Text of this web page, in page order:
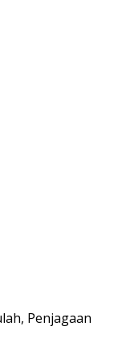
Penjagaan